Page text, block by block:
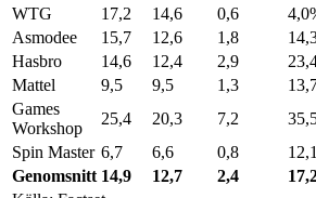
WTG
17,2 14,6 0,6
Asmodee
15,7 12,6 1,8
Hasbro
14,6 12,4 2,9
Mattel
9,5 9,5 1,3
Games
Workshop
25,4 20,3 7,2
Spin Master 6,7 6,6 0,8
Genomsnitt 14,9 12,7 2,4